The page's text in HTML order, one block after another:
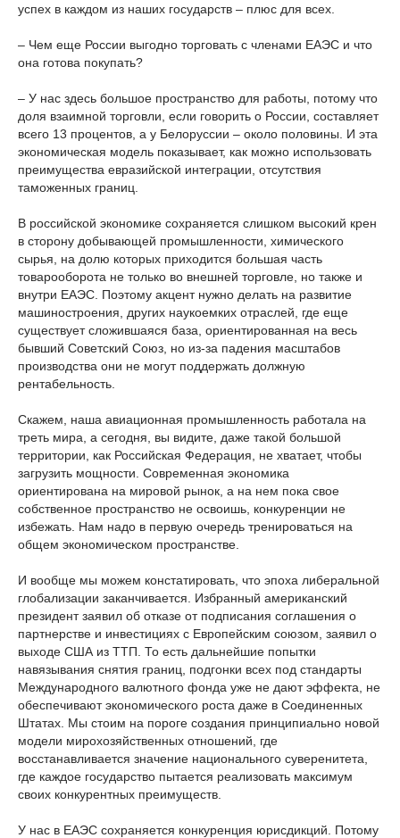
успех в каждом из наших государств – плюс для всех.
– Чем еще России выгодно торговать с членами ЕАЭС и что
она готова покупать?
– У нас здесь большое пространство для работы, потому что
доля взаимной торговли, если говорить о России, составляет
всего 13 процентов, а у Белоруссии – около половины. И эта
экономическая модель показывает, как можно использовать
преимущества евразийской интеграции, отсутствия
таможенных границ.
В российской экономике сохраняется слишком высокий крен
в сторону добывающей промышленности, химического
сырья, на долю которых приходится большая часть
товарооборота не только во внешней торговле, но также и
внутри ЕАЭС. Поэтому акцент нужно делать на развитие
машиностроения, других наукоемких отраслей, где еще
существует сложившаяся база, ориентированная на весь
бывший Советский Союз, но из-за падения масштабов
производства они не могут поддержать должную
рентабельность.
Скажем, наша авиационная промышленность работала на
треть мира, а сегодня, вы видите, даже такой большой
территории, как Российская Федерация, не хватает, чтобы
загрузить мощности. Современная экономика
ориентирована на мировой рынок, а на нем пока свое
собственное пространство не освоишь, конкуренции не
избежать. Нам надо в первую очередь тренироваться на
общем экономическом пространстве.
И вообще мы можем констатировать, что эпоха либеральной
глобализации заканчивается. Избранный американский
президент заявил об отказе от подписания соглашения о
партнерстве и инвестициях с Европейским союзом, заявил о
выходе США из ТТП. То есть дальнейшие попытки
навязывания снятия границ, подгонки всех под стандарты
Международного валютного фонда уже не дают эффекта, не
обеспечивают экономического роста даже в Соединенных
Штатах. Мы стоим на пороге создания принципиально новой
модели мирохозяйственных отношений, где
восстанавливается значение национального суверенитета,
где каждое государство пытается реализовать максимум
своих конкурентных преимуществ.
У нас в ЕАЭС сохраняется конкуренция юрисдикций. Потому